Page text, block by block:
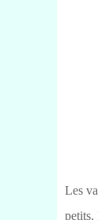
Les
petits.